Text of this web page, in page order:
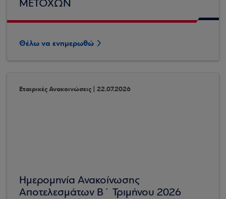
ΜΕΤΟΧΩΝ
Θέλω να ενημερωθώ
Εταιρικές Ανακοινώσεις | 22.07.2026
Ημερομηνία Ανακοίνωσης
Αποτελεσμάτων Β΄ Τριμήνου 2026